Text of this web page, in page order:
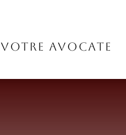
VOTRE AVOCATE